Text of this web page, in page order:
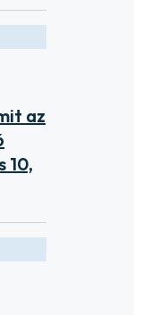
az
10,